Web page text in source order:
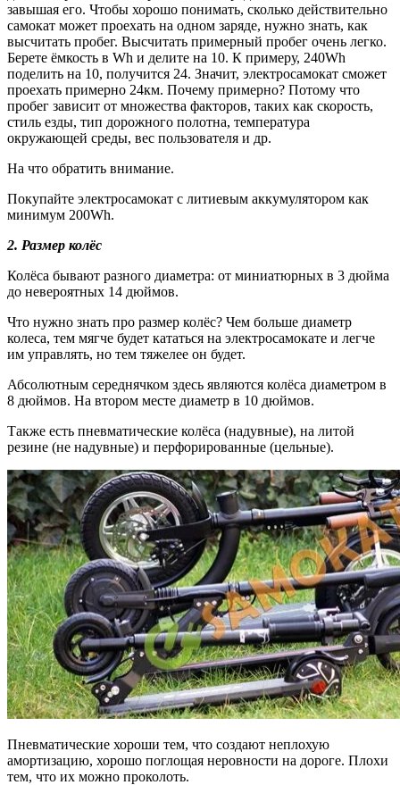
завышая его. Чтобы хорошо понимать, сколько действительно
самокат может проехать на одном заряде, нужно знать, как
высчитать пробег. Высчитать примерный пробег очень легко.
Берете ёмкость в Wh и делите на 10. К примеру, 240Wh
поделить на 10, получится 24. Значит, электросамокат сможет
проехать примерно 24км. Почему примерно? Потому что
пробег зависит от множества факторов, таких как скорость,
стиль езды, тип дорожного полотна, температура
окружающей среды, вес пользователя и др.
На что обратить внимание.
Покупайте электросамокат с литиевым аккумулятором как
минимум 200Wh.
2. Размер колёс
Колёса бывают разного диаметра: от миниатюрных в 3 дюйма
до невероятных 14 дюймов.
Что нужно знать про размер колёс? Чем больше диаметр
колеса, тем мягче будет кататься на электросамокате и легче
им управлять, но тем тяжелее он будет.
Абсолютным середнячком здесь являются колёса диаметром в
8 дюймов. На втором месте диаметр в 10 дюймов.
Также есть пневматические колёса (надувные), на литой
резине (не надувные) и перфорированные (цельные).
Пневматические хороши тем, что создают неплохую
амортизацию, хорошо поглощая неровности на дороге. Плохи
тем, что их можно проколоть.